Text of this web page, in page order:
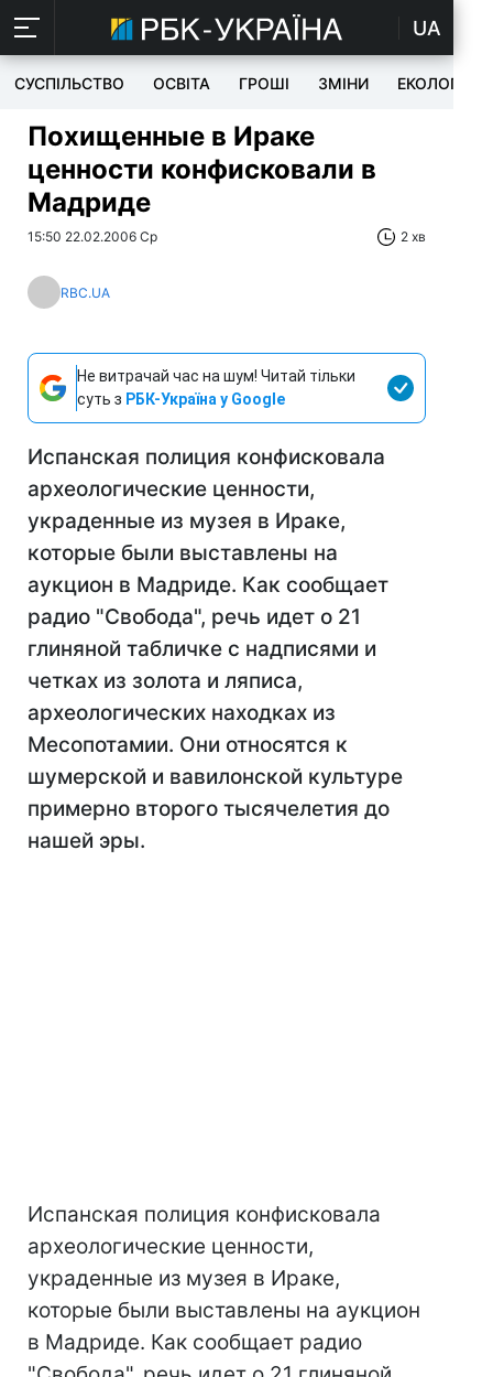
UA
СУСПІЛЬСТВО ОСВІТА ГРОШІ ЗМІНИ ЕКОЛОГІЯ
Похищенные в Ираке
ценности конфисковали в
Мадриде
15:50 22.02.2006 Ср 2 хв
RBC.UA
Не витрачай час на шум! Читай тільки
суть з РБК-Україна у Google
Испанская полиция конфисковала
археологические ценности,
украденные из музея в Ираке,
которые были выставлены на
аукцион в Мадриде. Как сообщает
радио "Свобода", речь идет о 21
глиняной табличке с надписями и
четках из золота и ляписа,
археологических находках из
Месопотамии. Они относятся к
шумерской и вавилонской культуре
примерно второго тысячелетия до
нашей эры.
Испанская полиция конфисковала
археологические ценности,
украденные из музея в Ираке,
которые были выставлены на аукцион
в Мадриде. Как сообщает радио